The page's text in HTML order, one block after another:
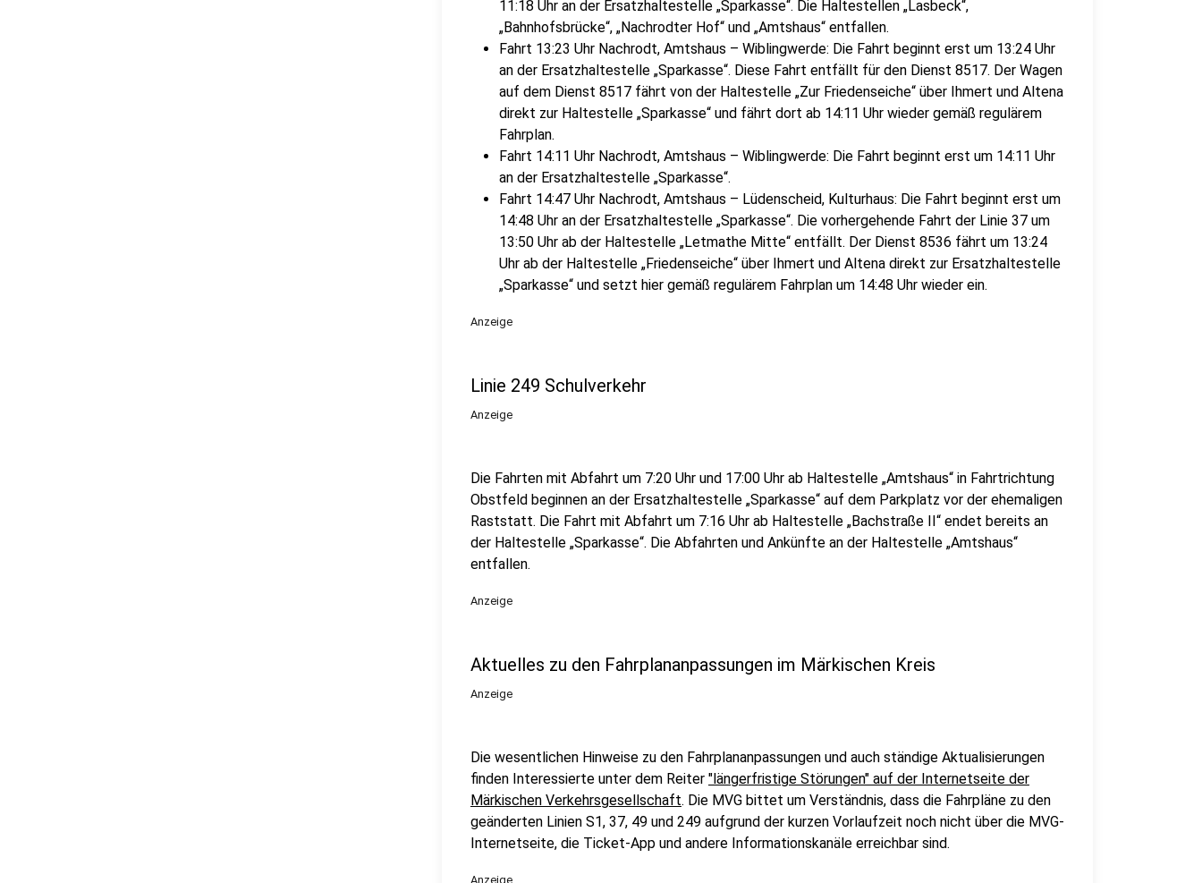
11:18 Uhr an der Ersatzhaltestelle „Sparkasse“. Die Haltestellen „Lasbeck“,
„Bahnhofsbrücke“, „Nachrodter Hof“ und „Amtshaus“ entfallen.
Fahrt 13:23 Uhr Nachrodt, Amtshaus – Wiblingwerde: Die Fahrt beginnt erst um 13:24 Uhr
an der Ersatzhaltestelle „Sparkasse“. Diese Fahrt entfällt für den Dienst 8517. Der Wagen
auf dem Dienst 8517 fährt von der Haltestelle „Zur Friedenseiche“ über Ihmert und Altena
direkt zur Haltestelle „Sparkasse“ und fährt dort ab 14:11 Uhr wieder gemäß regulärem
Fahrplan.
Fahrt 14:11 Uhr Nachrodt, Amtshaus – Wiblingwerde: Die Fahrt beginnt erst um 14:11 Uhr
an der Ersatzhaltestelle „Sparkasse“.
Fahrt 14:47 Uhr Nachrodt, Amtshaus – Lüdenscheid, Kulturhaus: Die Fahrt beginnt erst um
14:48 Uhr an der Ersatzhaltestelle „Sparkasse“. Die vorhergehende Fahrt der Linie 37 um
13:50 Uhr ab der Haltestelle „Letmathe Mitte“ entfällt. Der Dienst 8536 fährt um 13:24
Uhr ab der Haltestelle „Friedenseiche“ über Ihmert und Altena direkt zur Ersatzhaltestelle
„Sparkasse“ und setzt hier gemäß regulärem Fahrplan um 14:48 Uhr wieder ein.
Anzeige
Linie 249 Schulverkehr
Anzeige
Die Fahrten mit Abfahrt um 7:20 Uhr und 17:00 Uhr ab Haltestelle „Amtshaus“ in Fahrtrichtung
Obstfeld beginnen an der Ersatzhaltestelle „Sparkasse“ auf dem Parkplatz vor der ehemaligen
Raststatt. Die Fahrt mit Abfahrt um 7:16 Uhr ab Haltestelle „Bachstraße II“ endet bereits an
der Haltestelle „Sparkasse“. Die Abfahrten und Ankünfte an der Haltestelle „Amtshaus“
entfallen.
Anzeige
Aktuelles zu den Fahrplananpassungen im Märkischen Kreis
Anzeige
Die wesentlichen Hinweise zu den Fahrplananpassungen und auch ständige Aktualisierungen
finden Interessierte unter dem Reiter "längerfristige Störungen" auf der Internetseite der
Märkischen Verkehrsgesellschaft. Die MVG bittet um Verständnis, dass die Fahrpläne zu den
geänderten Linien S1, 37, 49 und 249 aufgrund der kurzen Vorlaufzeit noch nicht über die MVG-
Internetseite, die Ticket-App und andere Informationskanäle erreichbar sind.
Anzeige